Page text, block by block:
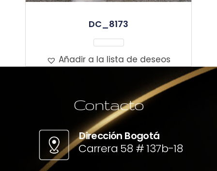
DC_8173
Leer Más
Añadir a la lista de deseos
Contacto
Dirección Bogotá
Carrera 58 # 137b-18